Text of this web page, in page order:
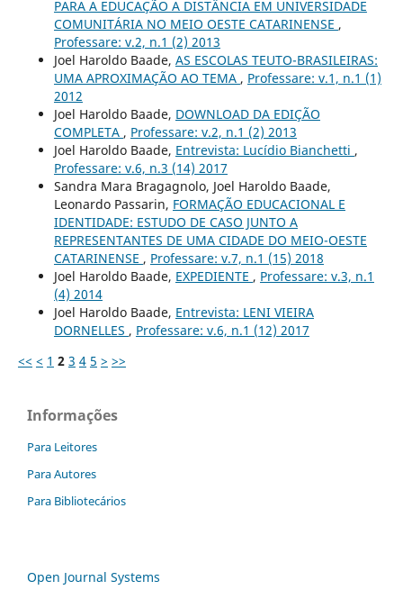
PARA A EDUCAÇÃO A DISTÂNCIA EM UNIVERSIDADE
COMUNITÁRIA NO MEIO OESTE CATARINENSE ,
Professare: v.2, n.1 (2) 2013
Joel Haroldo Baade, AS ESCOLAS TEUTO-BRASILEIRAS:
UMA APROXIMAÇÃO AO TEMA , Professare: v.1, n.1 (1)
2012
Joel Haroldo Baade, DOWNLOAD DA EDIÇÃO
COMPLETA , Professare: v.2, n.1 (2) 2013
Joel Haroldo Baade, Entrevista: Lucídio Bianchetti ,
Professare: v.6, n.3 (14) 2017
Sandra Mara Bragagnolo, Joel Haroldo Baade,
Leonardo Passarin, FORMAÇÃO EDUCACIONAL E
IDENTIDADE: ESTUDO DE CASO JUNTO A
REPRESENTANTES DE UMA CIDADE DO MEIO-OESTE
CATARINENSE , Professare: v.7, n.1 (15) 2018
Joel Haroldo Baade, EXPEDIENTE , Professare: v.3, n.1
(4) 2014
Joel Haroldo Baade, Entrevista: LENI VIEIRA
DORNELLES , Professare: v.6, n.1 (12) 2017
<< < 1 2 3 4 5 > >>
Informações
Para Leitores
Para Autores
Para Bibliotecários
Open Journal Systems